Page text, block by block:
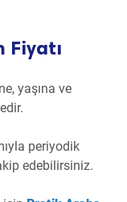
Fiyatı
yaşına ve
periyodik
edebilirsiniz.